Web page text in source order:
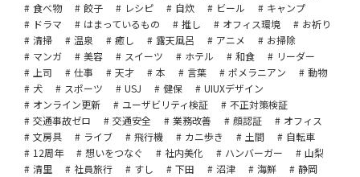
食べ物
餃子 レシピ 自炊 ビール
キャンプ
ドラマ
はまっているもの 推し オフィス環境
お祈り
清掃
温泉 癒し 露天風呂 アニメ
お掃除
マンガ
美容 スイーツ ホテル 和食
リーダー
上司
仕事 天才 本 言葉 ポメラニアン
動物
犬
スポーツ USJ 健保
UIUXデザイン
オンライン更新
ユーザビリティ検証
不正対策検証
交通事故ゼロ
交通安全 業務改善 顔認証
オフィス
文房具
ライブ 飛行機 カニ歩き 土間
自転車
12周年
想いをつなぐ 社内美化 ハンバーガー
山梨
清里
社員旅行 すし 下田 沼津 海鮮
静岡